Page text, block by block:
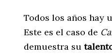
Todos los años hay
Este es el caso de
demuestra su